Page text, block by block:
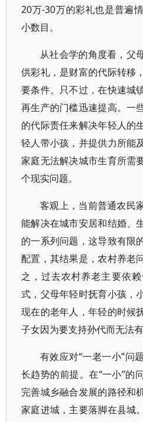
20万-30万的彩礼也是普遍
小数目。
从社会学的角度看，父
供彩礼，是财富的代际转移
要条件。只不过，在快速城
再生产的门槛迅速提高。一
的代际责任来解决年轻人的
轻人带小孩，并提供力所能
家庭无法解决城市生育所需
个现实问题。
客观上，当前普通农民
能解决在城市安居和结婚、
的一系列问题，这导致有限
配置，其结果是，农村养老
之，过去农村养老主要依
式，父母年轻时抚育小孩，
现在的老年人，年轻的时候
子女因为要支持孙代而无法
有效应对“一老一小”问
长趋势的前提。在“一小”的
完善城乡融合发展的路径和
家庭进城，主要落脚在县城